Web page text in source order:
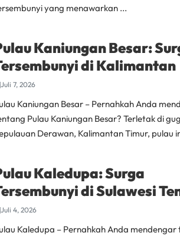
yang menawarkan ...
Kaniungan Besar:
di Kalimantan
Juli 7, 2026
Kaniungan Besar – Pernahkah Anda
Pulau Kaniungan Besar? Terletak di
Derawan, Kalimantan Timur, pulau
Kaledupa: Surga
di Sulawesi
Juli 4, 2026
Kaledupa – Pernahkah Anda